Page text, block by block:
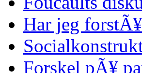
Har jeg
Forskel pÃ¥